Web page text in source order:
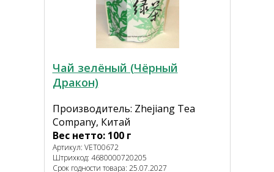
Чай зелёный (Чёрный
Дракон)
Производитель: Zhejiang Tea
Company, Китай
Вес нетто: 100 г
Артикул: VET00672
Штрихкод: 4680000720205
Срок годности товара: 25.07.2027